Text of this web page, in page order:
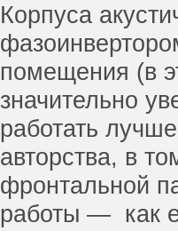
Корпуса
помещения (в
значительно
работать
авторства, в
фронтальной
работы — как